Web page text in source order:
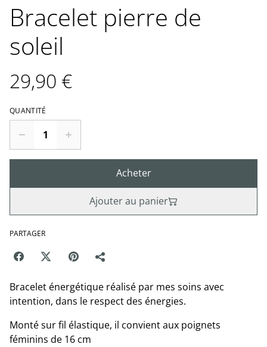
Bracelet pierre de
soleil
29,90 €
QUANTITÉ
Acheter
Ajouter au panier
PARTAGER
Bracelet énergétique réalisé par mes soins avec
intention, dans le respect des énergies.
Monté sur fil élastique, il convient aux poignets
féminins de 16 cm